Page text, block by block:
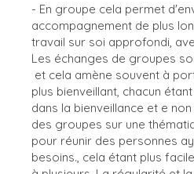
- En groupe cela permet
accompagnement de plus
travail sur soi approfondi,
Les échanges de groupes
et cela amène souvent à
plus bienveillant, chacun
dans la bienveillance et e
des groupes sur une
pour réunir des personnes
besoins., cela étant plus